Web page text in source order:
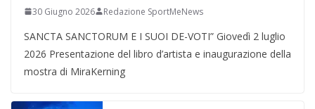
30 Giugno 2026 Redazione SportMeNews
SANCTA SANCTORUM E I SUOI DE-VOTI” Giovedì 2 luglio
2026 Presentazione del libro d’artista e inaugurazione della
mostra di MiraKerning